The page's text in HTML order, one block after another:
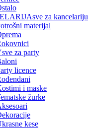
sve za kancelariju
materijal
sve za party
licence
i maske
žurke
kese